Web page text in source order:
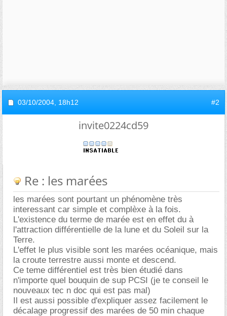
03/10/2004, 18h12 #2
invite0224cd59
Re : les marées
les marées sont pourtant un phénomène très
interessant car simple et complèxe à la fois.
L'existence du terme de marée est en effet du à
l'attraction différentielle de la lune et du Soleil sur la
Terre.
L'effet le plus visible sont les marées océanique, mais
la croute terrestre aussi monte et descend.
Ce teme différentiel est très bien étudié dans
n'importe quel bouquin de sup PCSI (je te conseil le
nouveaux tec n doc qui est pas mal)
Il est aussi possible d'expliquer assez facilement le
décalage progressif des marées de 50 min chaque